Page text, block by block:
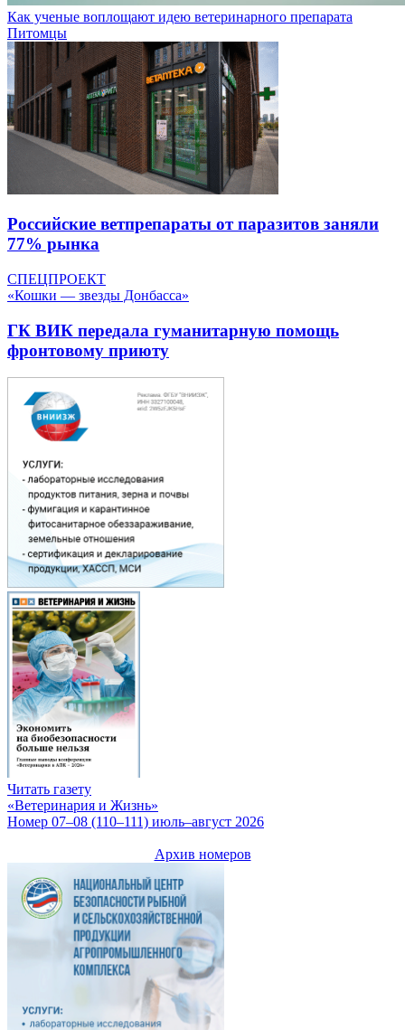
Как ученые воплощают идею ветеринарного препарата
Питомцы
Российские ветпрепараты от паразитов заняли
77% рынка
СПЕЦПРОЕКТ
«Кошки — звезды Донбасса»
ГК ВИК передала гуманитарную помощь
фронтовому приюту
Читать газету
«Ветеринария и Жизнь»
Номер 07–08 (110–111) июль–август 2026
Архив номеров